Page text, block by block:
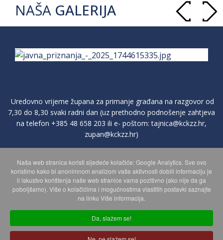
NAŠA GALERIJA
Uredovno vrijeme župana za primanje građana na razgovor od
7,30 do 8,30 svaki radni dan (uz prethodno podnošenje zahtjeva
na telefon +385 48 658 203 ili e- poštom:tajnica@kckzz.hr,
zupan@kckzz.hr)
POLITIKA ZAŠTITE PRIVATNOSTI OSOBNIH PODATAKA
MAPA WEBA
Copyright © 2026 Koprivničko - križevačka županija. Sva prava
Naša web stranica koristi sljedeće kolačiće: Google Analytics. Sve ovo
koristimo kako bi anonimnom analizom vaše aktivnosti dobili informaciju je
li iskustvo korištenja naše web stranice vama pozitivno (ako nije da ga
poboljšamo). Više o kolačićima i mogućnostima vlastitih postavki saznajte
na linku Više informacija.
Da, slažem se!